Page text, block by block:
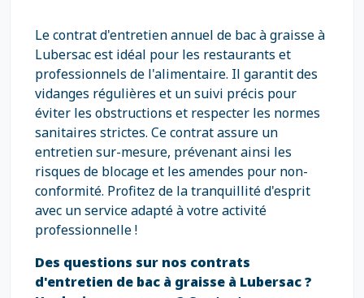
Le contrat d'entretien annuel de bac à graisse à
Lubersac est idéal pour les restaurants et
professionnels de l'alimentaire. Il garantit des
vidanges régulières et un suivi précis pour
éviter les obstructions et respecter les normes
sanitaires strictes. Ce contrat assure un
entretien sur-mesure, prévenant ainsi les
risques de blocage et les amendes pour non-
conformité. Profitez de la tranquillité d'esprit
avec un service adapté à votre activité
professionnelle !
Des questions sur nos contrats
d'entretien de bac à graisse à Lubersac ?